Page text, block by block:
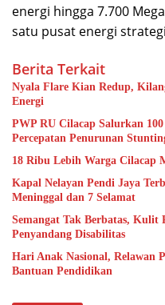
energi hingga 7.700
satu pusat energi
Berita Terkait
Nyala Flare Kian Redup,
Energi
PWP RU Cilacap Salurkan
Percepatan Penurunan
18 Ribu Lebih Warga Cilacap
Kapal Nelayan Pendi Jaya
Meninggal dan 7 Selamat
Semangat Tak Berbatas, Kulit
Penyandang Disabilitas
Hari Anak Nasional, Relawan
Bantuan Pendidikan